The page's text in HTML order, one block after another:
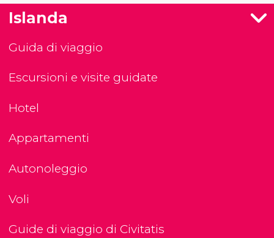
Islanda
Guida di viaggio
Escursioni e visite guidate
Hotel
Appartamenti
Autonoleggio
Voli
Guide di viaggio di Civitatis